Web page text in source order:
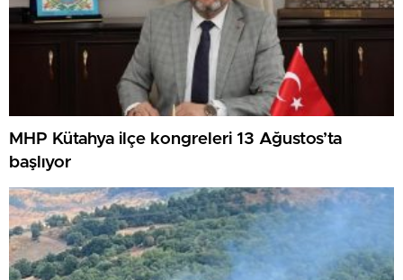
MHP Kütahya ilçe kongreleri 13 Ağustos’ta
başlıyor